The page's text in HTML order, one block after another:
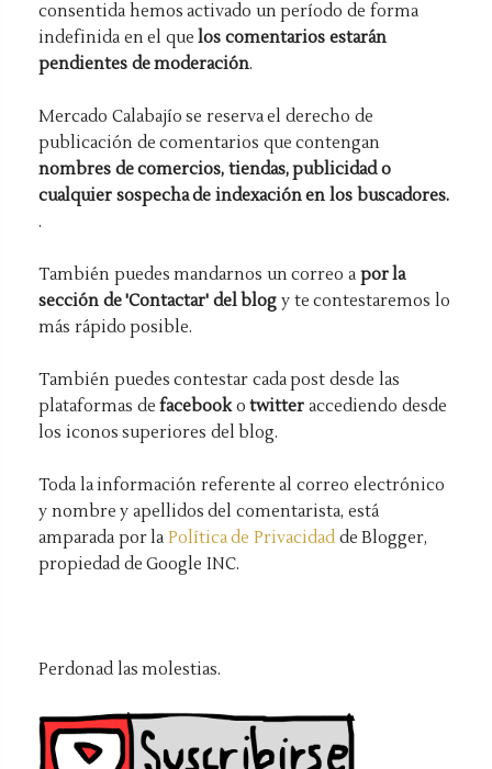
consentida hemos activado un período de forma
indefinida en el quelos comentarios estarán
pendientes de moderación.
Mercado Calabajío se reserva el derecho de
publicación de comentarios que contengan
nombres de comercios, tiendas, publicidad o
cualquier sospecha de indexación en los buscadores.
.
También puedes mandarnos un correo a por la
sección de 'Contactar' del blog y te contestaremos lo
más rápido posible.
También puedes contestar cada post desde las
plataformas defacebookotwitter accediendo desde
los iconos superiores del blog.
Toda la información referente al correo electrónico
y nombre y apellidos del comentarista, está
amparada por la Política de Privacidad de Blogger,
propiedad de Google INC.
Perdonad las molestias.